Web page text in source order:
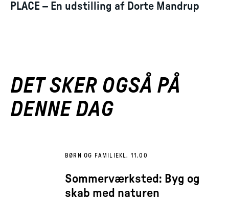
PLACE – En udstilling af Dorte Mandrup
DET SKER OGSÅ PÅ
DENNE DAG
BØRN OG FAMILIE KL. 11.00
Sommerværksted: Byg og
skab med naturen